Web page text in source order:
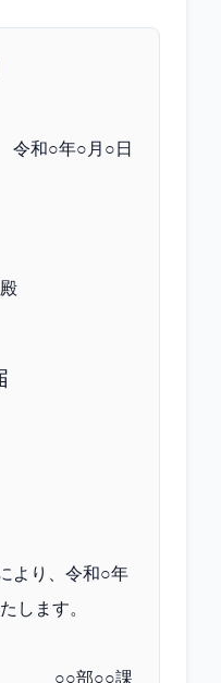
令和○年○月○日
より、令和○年
します。
○○部○○課